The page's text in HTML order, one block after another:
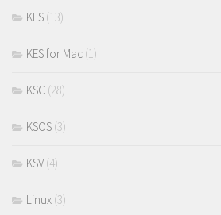
KES (13)
KES for Mac (1)
KSC (28)
KSOS (3)
KSV (4)
Linux (3)